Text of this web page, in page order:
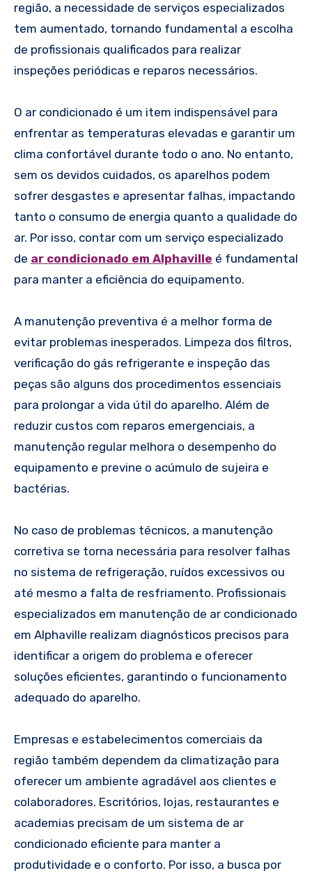
região, a necessidade de serviços especializados
tem aumentado, tornando fundamental a escolha
de profissionais qualificados para realizar
inspeções periódicas e reparos necessários.
O ar condicionado é um item indispensável para
enfrentar as temperaturas elevadas e garantir um
clima confortável durante todo o ano. No entanto,
sem os devidos cuidados, os aparelhos podem
sofrer desgastes e apresentar falhas, impactando
tanto o consumo de energia quanto a qualidade do
ar. Por isso, contar com um serviço especializado
de ar condicionado em Alphaville é fundamental
para manter a eficiência do equipamento.
A manutenção preventiva é a melhor forma de
evitar problemas inesperados. Limpeza dos filtros,
verificação do gás refrigerante e inspeção das
peças são alguns dos procedimentos essenciais
para prolongar a vida útil do aparelho. Além de
reduzir custos com reparos emergenciais, a
manutenção regular melhora o desempenho do
equipamento e previne o acúmulo de sujeira e
bactérias.
No caso de problemas técnicos, a manutenção
corretiva se torna necessária para resolver falhas
no sistema de refrigeração, ruídos excessivos ou
até mesmo a falta de resfriamento. Profissionais
especializados em manutenção de ar condicionado
em Alphaville realizam diagnósticos precisos para
identificar a origem do problema e oferecer
soluções eficientes, garantindo o funcionamento
adequado do aparelho.
Empresas e estabelecimentos comerciais da
região também dependem da climatização para
oferecer um ambiente agradável aos clientes e
colaboradores. Escritórios, lojas, restaurantes e
academias precisam de um sistema de ar
condicionado eficiente para manter a
produtividade e o conforto. Por isso, a busca por